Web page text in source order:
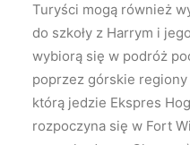
Turyści mogą również
do szkoły z Harrym i
wybiorą się w podróż
poprzez górskie
którą jedzie Ekspres
rozpoczyna się w Fort